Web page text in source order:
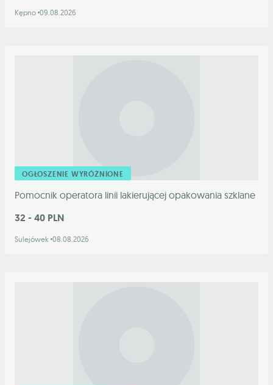
Kępno 09.08.2026
OGŁOSZENIE WYRÓŻNIONE
Pomocnik operatora linii lakierującej opakowania szklane
32 - 40 PLN
Sulejówek 08.08.2026